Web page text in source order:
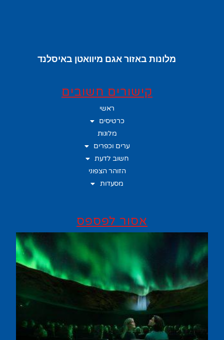
מלונות באזור אגם מיוואטן באיסלנד
קישורים חשובים
ראשי
כרטיסים
מלונות
ערים וכפרים
חשוב לדעת
הזוהר הצפוני
מסעדות
אסור לפספס